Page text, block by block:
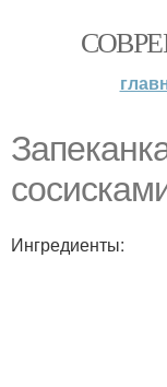
Ингредиенты: